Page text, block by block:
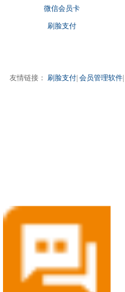
微信会员卡
刷脸支付
友情链接： 刷脸支付 会员管理软件